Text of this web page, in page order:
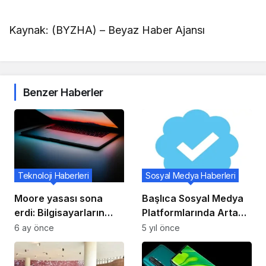
Kaynak: (BYZHA) – Beyaz Haber Ajansı
Benzer Haberler
Moore yasası sona
erdi: Bilgisayarların
geleceği ne olacak?
Teknoloji Haberleri
6 ay önce
Başlıca Sosyal Medya
Platformlarında Artan
Para Dolandırıcılığı için
Doğrulama
Sosyal Medya Haberleri
5 yıl önce